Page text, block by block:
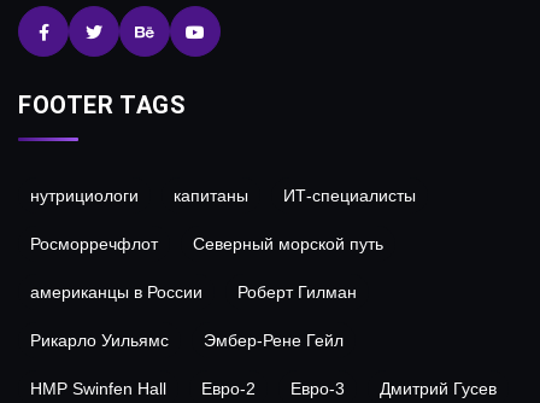
FOOTER TAGS
нутрициологи капитаны ИТ-специалисты
Росморречфлот Северный морской путь
американцы в России Роберт Гилман
Рикарло Уильямс Эмбер-Рене Гейл
HMP Swinfen Hall Евро-2 Евро-3 Дмитрий Гусев